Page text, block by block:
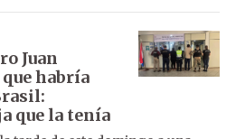
Juan
que habría
que la tenía